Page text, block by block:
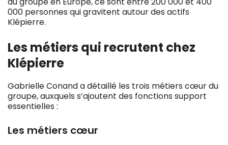
000 personnes qui gravitent autour des actifs
Klépierre.
Les métiers qui recrutent chez
Klépierre
Gabrielle Conand a détaillé les trois métiers cœur du
groupe, auxquels s’ajoutent des fonctions support
essentielles :
Les métiers cœur